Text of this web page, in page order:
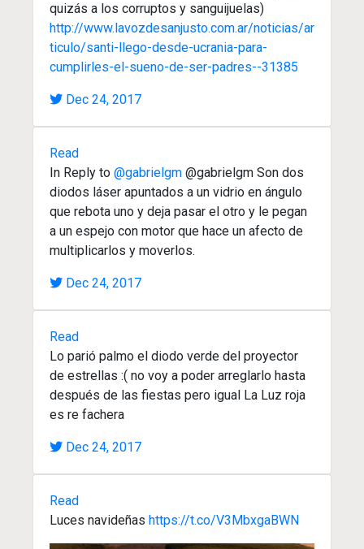
quizás a los corruptos y sanguijuelas)
http://www.lavozdesanjusto.com.ar/noticias/ar
ticulo/santi-llego-desde-ucrania-para-
cumplirles-el-sueno-de-ser-padres--31385
Dec 24, 2017
Read
In Reply to @gabrielgm @gabrielgm Son dos
diodos láser apuntados a un vidrio en ángulo
que rebota uno y deja pasar el otro y le pegan
a un espejo con motor que hace un afecto de
multiplicarlos y moverlos.
Dec 24, 2017
Read
Lo parió palmo el diodo verde del proyector
de estrellas :( no voy a poder arreglarlo hasta
después de las fiestas pero igual La Luz roja
es re fachera
Dec 24, 2017
Read
Luces navideñas https://t.co/V3MbxgaBWN